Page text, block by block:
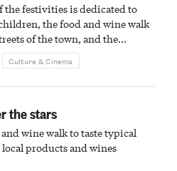
the festivities is dedicated to
the food and wine walk
of the town, and the
Culture & Cinema
the stars
wine walk to taste typical
products and wines